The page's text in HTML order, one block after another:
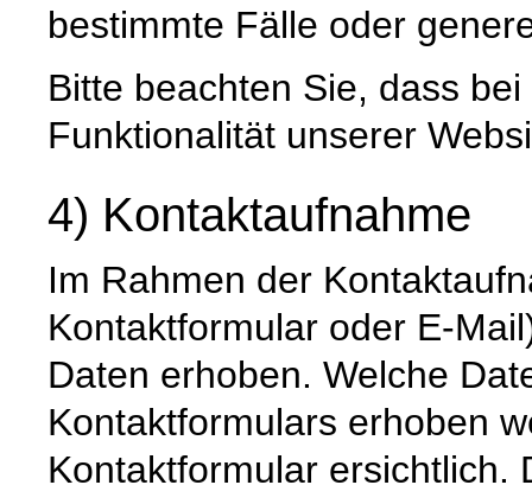
bestimmte Fälle oder
Bitte beachten Sie, dass
Funktionalität unserer
4) Kontaktaufnahme
Im Rahmen der
Kontaktformular oder E-
Daten erhoben. Welche
Kontaktformulars erhoben
Kontaktformular ersichtlich.